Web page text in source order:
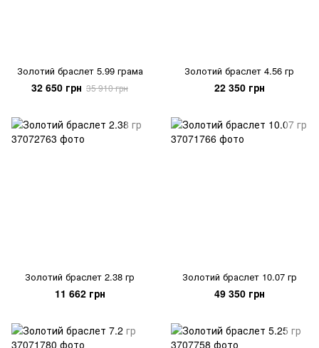
Золотий браслет 5.99 грама
32 650 грн 35 910 грн
Золотий браслет 4.56 гр
22 350 грн
Золотий браслет 2.38 гр
11 662 грн
Золотий браслет 10.07 гр
49 350 грн